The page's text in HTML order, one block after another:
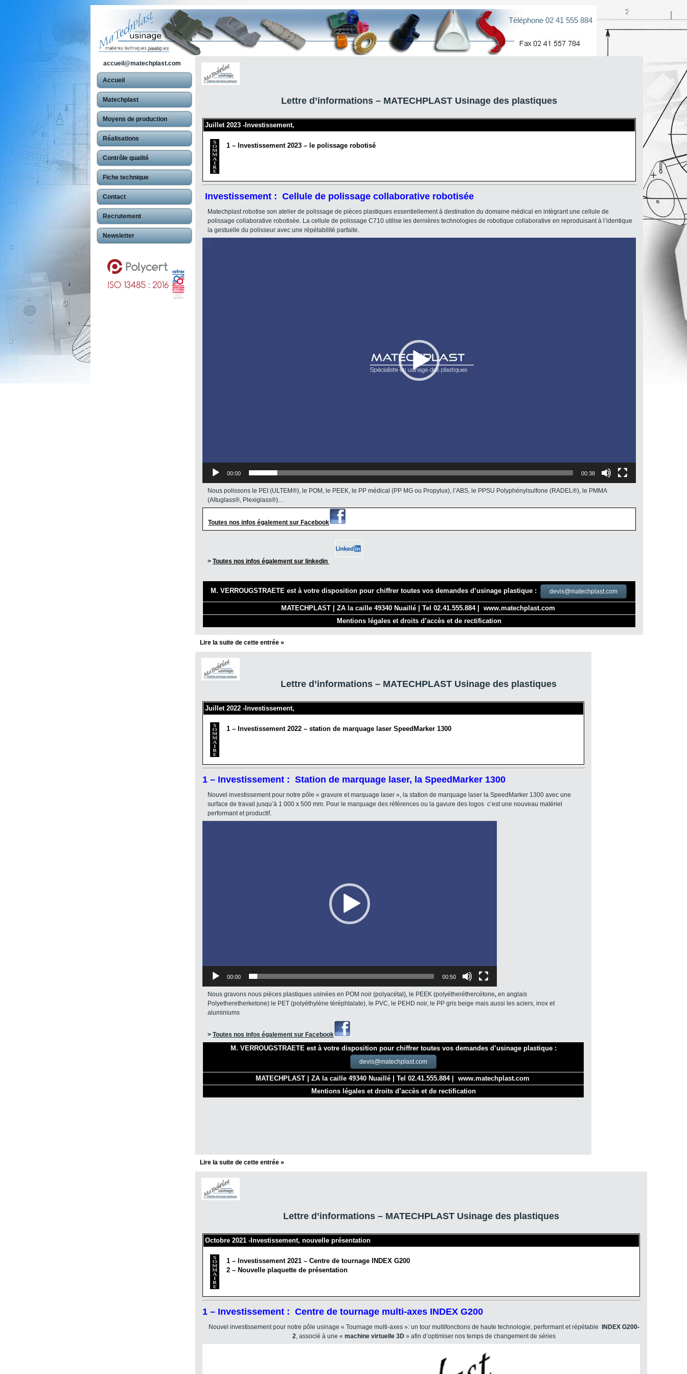
Téléphone 02 41 555 884
accueil@matechplast.com
Accueil
Matechplast
Moyens de production
Réalisations
Contrôle qualité
Fiche technique
Contact
Recrutement
Newsletter
Lettre d’informations – MATECHPLAST Usinage des plastiques
Juillet 2023 -Investissement,
1 – Investissement 2023 – le polissage robotisé
Investissement : Cellule de polissage collaborative robotisée
Matechplast robotise son atelier de polissage de pièces plastiques essentiellement à destination du domaine médical en intègrant une cellule de
polissage collaborative robotisée. La cellule de polissage C710 utilise les dernières technologies de robotique collaborative en reproduisant à l’identique
la gestuelle du polisseur avec une répétabilité parfaite.
00:00 00:38
Nous polissons le PEI (ULTEM®), le POM, le PEEK, le PP médical (PP MG ou Propylux), l’ABS, le PPSU Polyphénylsulfone (RADEL®), le PMMA
(Altuglass®, Plexiglass®)…
Toutes nos infos également sur Facebook
> Toutes nos infos également sur linkedin
M. VERROUGSTRAETE est à votre disposition pour chiffrer toutes vos demandes d’usinage plastique : devis@matechplast.com
MATECHPLAST | ZA la caille 49340 Nuaillé | Tel 02.41.555.884 |
www.matechplast.com
Mentions légales et droits d’accès et de rectification
Lire la suite de cette entrée »
Lettre d’informations – MATECHPLAST Usinage des plastiques
Juillet 2022 -Investissement,
1 – Investissement 2022 – station de marquage laser SpeedMarker 1300
1 – Investissement : Station de marquage laser, la SpeedMarker 1300
Nouvel investissement pour notre pôle « gravure et marquage laser », la station de marquage laser la SpeedMarker 1300 avec une
surface de travail jusqu’à 1 000 x 500 mm. Pour le marquage des références ou la gavure des logos c’est une nouveau matériel
performant et productif.
00:00 00:50
Nous gravons nous pièces plastiques usinées en POM noir (polyacétal), le PEEK (polyétheréthercétone, en anglais
Polyetheretherketone) le PET (polyéthylène téréphtalate), le PVC, le PEHD noir, le PP gris beige mais aussi les aciers, inox et
aluminiums
> Toutes nos infos également sur Facebook
M. VERROUGSTRAETE est à votre disposition pour chiffrer toutes vos demandes d’usinage plastique :
devis@matechplast.com
MATECHPLAST | ZA la caille 49340 Nuaillé | Tel 02.41.555.884 |
www.matechplast.com
Mentions légales et droits d’accès et de rectification
Lire la suite de cette entrée »
Lettre d’informations – MATECHPLAST Usinage des plastiques
Octobre 2021 -Investissement, nouvelle présentation
1 – Investissement 2021 – Centre de tournage INDEX G200
2 – Nouvelle plaquette de présentation
1 – Investissement : Centre de tournage multi-axes INDEX G200
Nouvel investissement pour notre pôle usinage « Tournage multi-axes »: un tour multifonctions de haute technologie, performant et répétable
INDEX G200-
2, associé à une « machine virtuelle 3D» afin d’optimiser nos temps de changement de séries